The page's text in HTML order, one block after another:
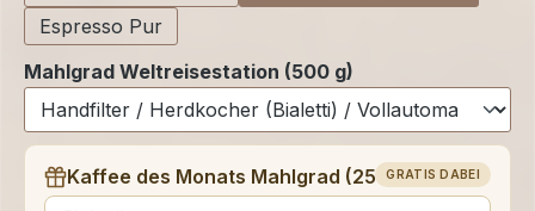
Espresso Pur
Mahlgrad Weltreisestation (500 g)
GRATIS DABEI
Kaffee des Monats Mahlgrad (250 g)
auswählen